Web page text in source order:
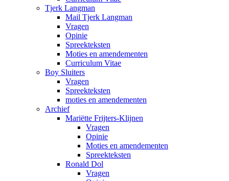
Tjerk Langman
Mail Tjerk Langman
Vragen
Opinie
Spreekteksten
Moties en amendementen
Curriculum Vitae
Boy Sluiters
Vragen
Spreekteksten
moties en amendementen
Archief
Mariëtte Frijters-Klijnen
Vragen
Opinie
Moties en amendementen
Spreekteksten
Ronald Dol
Vragen